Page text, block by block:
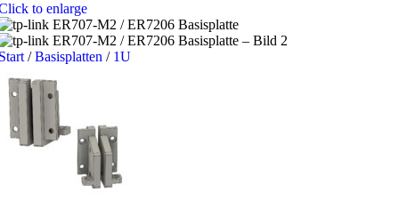
to enlarge
/ Basisplatten / 1U